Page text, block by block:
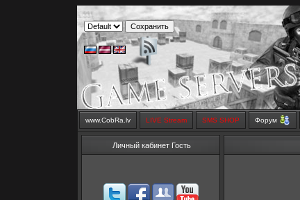
www.CobRa.lv LIVE Stream SMS SHOP Форум
Личный кабинет Гость